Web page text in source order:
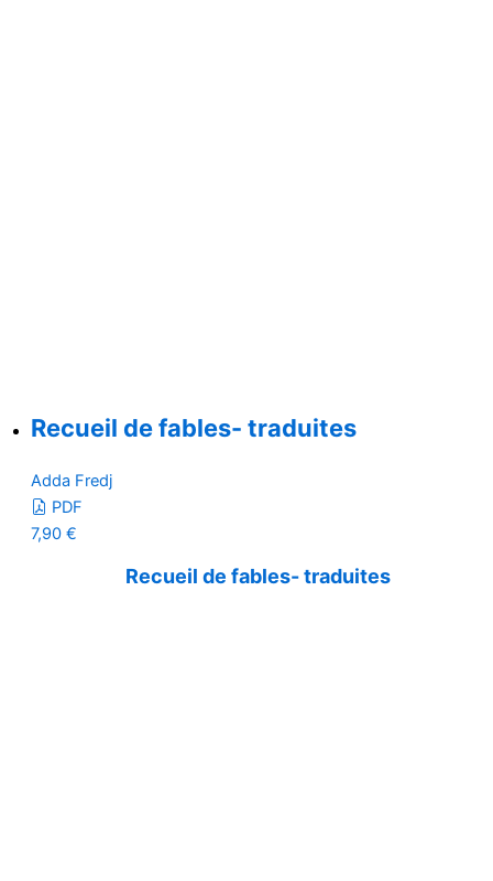
Recueil de fables- traduites
Adda Fredj
PDF
7,90 €
Recueil de fables- traduites